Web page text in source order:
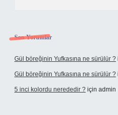
Son Yorumlar
Gül böreğinin Yufkasına ne sürülür ?
Gül böreğinin Yufkasına ne sürülür ?
5 inci kolordu nerededir ? için admin